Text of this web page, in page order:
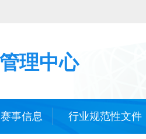
理中心
赛事信息 行业规范性文件